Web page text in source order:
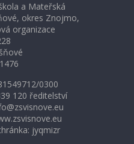
a Mateřská
okres Znojmo,
organizace
0300
120 ředitelství
jyqmizr